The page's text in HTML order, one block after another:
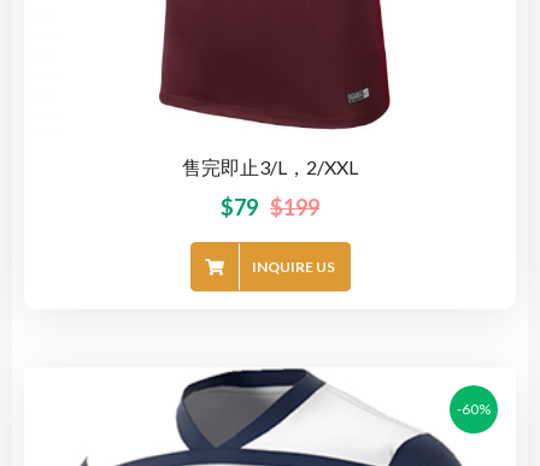
售完即止3/L，2/XXL
$199
$79
INQUIRE US
-60%